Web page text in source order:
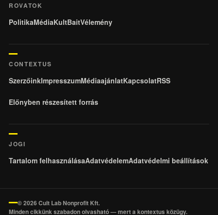
ROVATOK
PolitikaMédiaKultBaitVélemény
CONTEXTUS
SzerzőinkImpresszumMédiaajánlatKapcsolatRSS
Előnyben részesített forrás
JOGI
Tartalom felhasználásaAdatvédelemAdatvédelmi beállítások
© 2026 Cult Lab Nonprofit Kft.
Minden cikkünk szabadon olvasható — mert a kontextus közügy.